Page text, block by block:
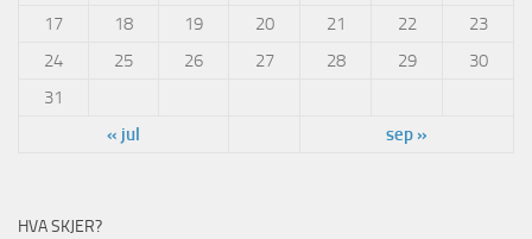
17
18 19 20 21 22
23
24
25 26 27 28 29
30
31
« jul
sep »
HVA SKJER?